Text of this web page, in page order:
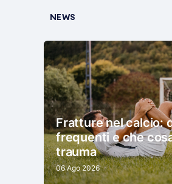
NEWS
Fratture nel calcio:
frequenti e che
trauma
06 Ago 2026